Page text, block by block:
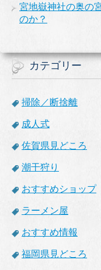
宮地嶽神社の奥の
のか？
カテゴリー
掃除／断捨離
成人式
佐賀県見どころ
潮干狩り
おすすめショップ
ラーメン屋
おすすめ情報
福岡県見どころ